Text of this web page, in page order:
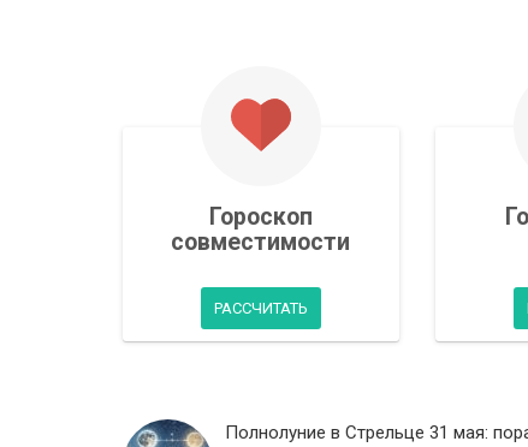
Гороскоп
совместимости
РАССЧИТАТЬ
Полнолуние в Стрельце 31 мая: